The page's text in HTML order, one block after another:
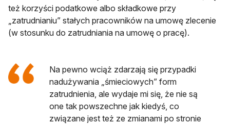
też korzyści podatkowe albo składkowe przy
„zatrudnianiu” stałych pracowników na umowę zlecenie
(w stosunku do zatrudniania na umowę o pracę).
Na pewno wciąż zdarzają się przypadki
nadużywania „śmieciowych” form
zatrudnienia, ale wydaje mi się, że nie są
one tak powszechne jak kiedyś, co
związane jest też ze zmianami po stronie